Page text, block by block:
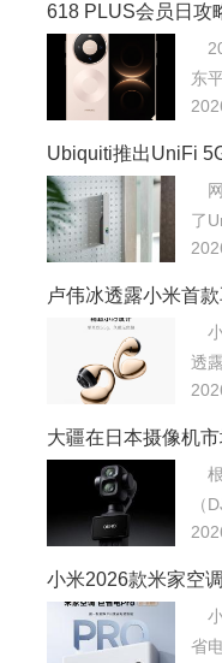
底
力
尘。
618 PLUS会员日攻
低飞天茅台278元尝鲜
东
鲜
值
通
Ubiquiti推出UniFi
余弹性保障
了
专
卢伟冰透露小米首
户反响超预期
透
t或
至
大疆在日本摄像机
持续领跑行业
（
攀
球
小米2026款米家空
价低至1868元
省